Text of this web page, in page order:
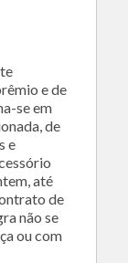
e de
se em
de
e
até
de
não se
ou com